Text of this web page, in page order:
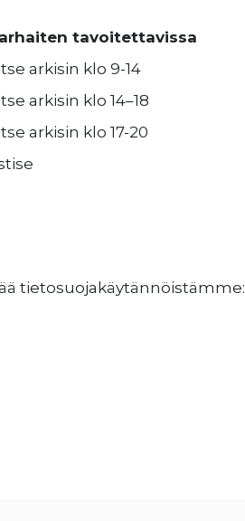
tavoitettavissa
arkisin klo 9-14
arkisin klo 14–18
arkisin klo 17-20
tietosuojakäytännöistämme: